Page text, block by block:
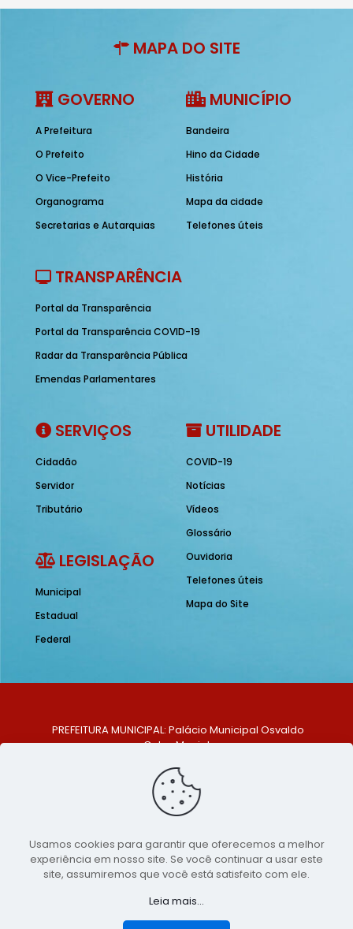
MAPA DO SITE
GOVERNO
A Prefeitura
O Prefeito
O Vice-Prefeito
Organograma
Secretarias e Autarquias
MUNICÍPIO
Bandeira
Hino da Cidade
História
Mapa da cidade
Telefones úteis
TRANSPARÊNCIA
Portal da Transparência
Portal da Transparência COVID-19
Radar da Transparência Pública
Emendas Parlamentares
SERVIÇOS
Cidadão
Servidor
Tributário
LEGISLAÇÃO
Municipal
Estadual
Federal
UTILIDADE
COVID-19
Notícias
Vídeos
Glossário
Ouvidoria
Telefones úteis
Mapa do Site
PREFEITURA MUNICIPAL: Palácio Municipal Osvaldo
Celso Maciel
Centro, São Bento do Una - PE. CEP: 553370-128
TELEFONE: (81) 99548-1569
E-MAIL: ouvidoria@saobentodouna.pe.gov.br
Copyright 2021-2026 - Assessoria de Comunicação da
Prefeitura de São Bento do Una - PE
publicidadeLumusWeb - Agência Digital
Usamos cookies para garantir que oferecemos a melhor
experiência em nosso site. Se você continuar a usar este
site, assumiremos que você está satisfeito com ele.
Leia mais...